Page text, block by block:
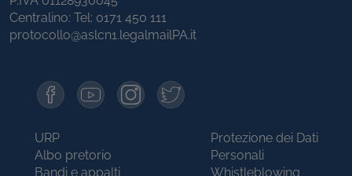
Centralino: Tel: 0171 450 111
protocollo@aslcn1.legalmailPA.it
URP
Albo pretorio
Bandi e appalti
Protezione dei Dati
Personali
Whistleblowing